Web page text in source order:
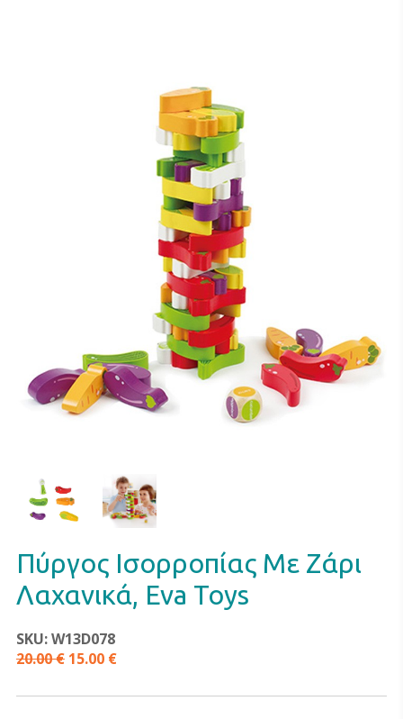
Πύργος Ισορροπίας Με Ζάρι
Λαχανικά, Eva Toys
SKU: W13D078
20.00 € 15.00 €